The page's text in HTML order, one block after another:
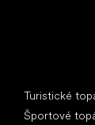
Turistické
Športové